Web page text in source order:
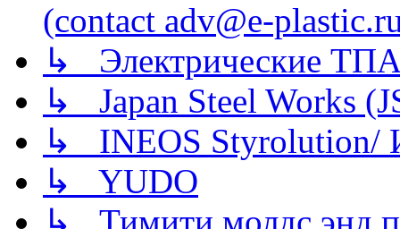
(contact adv@e-
↳ Электрические
↳ Japan Steel Works
↳ INEOS
↳ YUDO